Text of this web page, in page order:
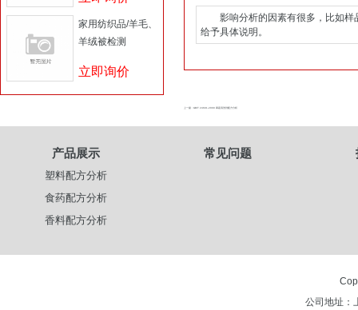
家用纺织品/羊毛、
羊绒被检测
立即询价
影响分析的因素有很多，比如样
给予具体说明。
上一篇 : GB/T 24691-2009 果蔬清洗剂配方分析
产品展示
塑料配方分析
食药配方分析
香料配方分析
常见问题
公司地址：